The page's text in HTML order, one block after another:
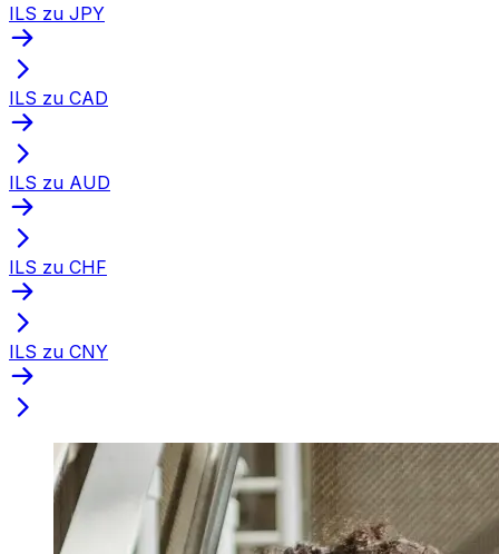
ILS zu JPY
ILS zu CAD
ILS zu AUD
ILS zu CHF
ILS zu CNY